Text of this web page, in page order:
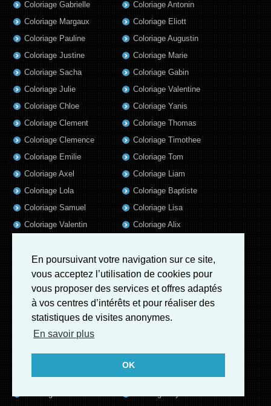
En poursuivant votre navigation sur ce site,
vous acceptez l’utilisation de cookies pour
vous proposer des services et offres adaptés
à vos centres d’intérêts et pour réaliser des
statistiques de visites anonymes.
En savoir plus
OK
Coloriage Gabrielle
Coloriage Antonin
Coloriage Margaux
Coloriage Pauline
Coloriage Justine
Coloriage Sacha
Coloriage Julie
Coloriage Chloe
Coloriage Clement
Coloriage Clemence
Coloriage Emilie
Coloriage Axel
Coloriage Lola
Coloriage Samuel
Coloriage Valentin
Coloriage Romain
Coloriage Elsa
Coloriage Mila
Coloriage Garance
Coloriage Louis
Coloriage Eliott
Coloriage Augustin
Coloriage Marie
Coloriage Gabin
Coloriage Valentine
Coloriage Yanis
Coloriage Thomas
Coloriage Timothee
Coloriage Tom
Coloriage Liam
Coloriage Baptiste
Coloriage Lisa
Coloriage Alix
Coloriage Matthieu
Coloriage Luna
Coloriage Rose
Coloriage Jeanne
Coloriage Salome
Coloriage Matteo